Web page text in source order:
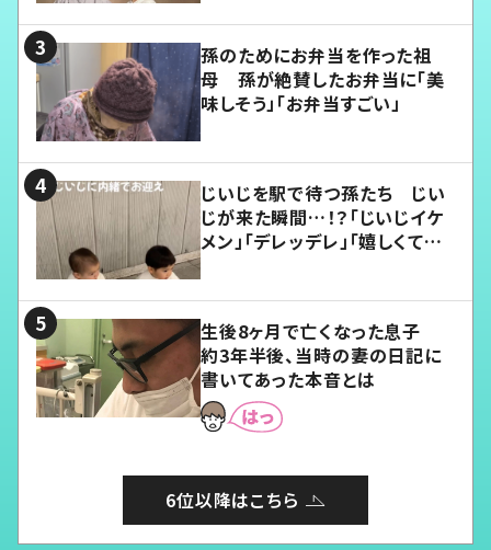
孫のためにお弁当を作った祖
母 孫が絶賛したお弁当に「美
味しそう」「お弁当すごい」
じいじを駅で待つ孫たち じい
じが来た瞬間…！？「じいじイケ
メン」「デレッデレ」「嬉しくて可
生後8ヶ月で亡くなった息子
約3年半後、当時の妻の日記に
書いてあった本音とは
6位以降はこちら